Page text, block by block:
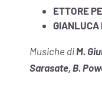
ETTORE
GIANLUCA
Musiche diM.
Sarasate, B.